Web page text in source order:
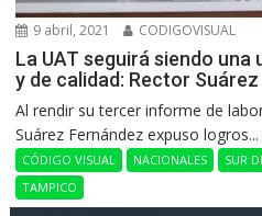
9 abril, 2021 CODIGOVISUAL
La UAT seguirá siendo
y de calidad: Rector Suárez
Al rendir su tercer informe de
Suárez Fernández expuso logros...
CÓDIGO VISUAL NACIONALES SUR
TAMPICO